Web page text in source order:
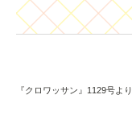
『クロワッサン』1129号より